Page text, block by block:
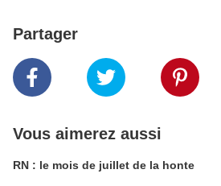
Partager
Vous aimerez aussi
RN : le mois de juillet de la honte